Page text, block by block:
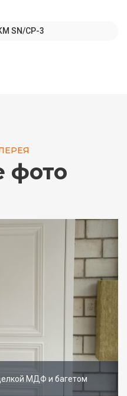
SN/CP-3
МДФ и багетом